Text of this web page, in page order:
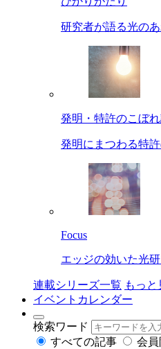
研究者が語る光の
発明・特許のこぼ
発明にまつわる特
Focus
エッジの効いた光
連載シリーズ一覧 もっと
イベントカレンダー
検索ワード
すべての記事
会員